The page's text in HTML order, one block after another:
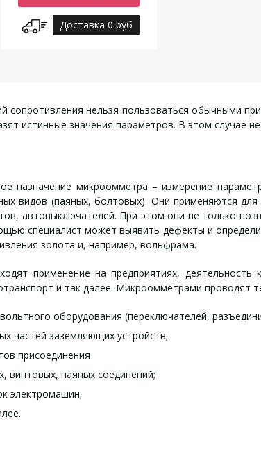
Доставка 0 руб
сопротивления нельзя пользоваться обычными
истинные значения параметров. В этом случае
назначение микроомметра – измерение
видов (паяных, болтовых). Они применяются
автовыключателей. При этом они не только
специалист может выявить дефекты и
золота и, например, вольфрама.
применение на предприятиях, деятельность
и так далее. Микроомметрами проводят
оборудования (переключателей,
частей заземляющих устройств;
присоединения
винтовых, паяных соединений;
электромашин;